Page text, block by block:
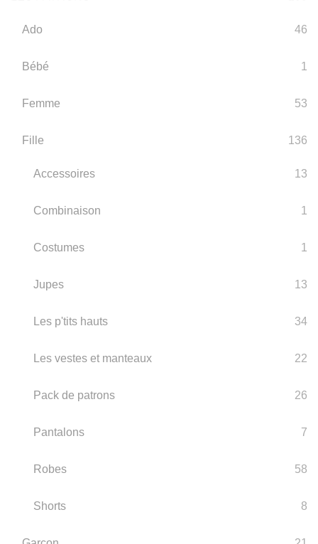
Ado 46
Bébé 1
Femme 53
Fille 136
Accessoires 13
Combinaison 1
Costumes 1
Jupes 13
Les p'tits hauts 34
Les vestes et manteaux 22
Pack de patrons 26
Pantalons 7
Robes 58
Shorts 8